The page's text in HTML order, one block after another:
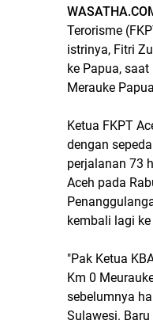
Terorisme
istrinya, Fitri
ke Papua,
Merauke
Ketua FKPT
dengan
perjalanan 73
Aceh pada
kembali lagi ke
"Pak Ketua
Km 0
sebelumnya
Sulawesi.